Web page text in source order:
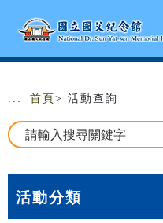
::: 首頁 > 活動查詢
活動分類